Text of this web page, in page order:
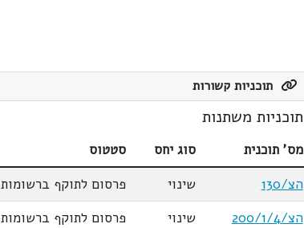
תוכניות קשורות
תוכניות משתנות
מס' תוכנית סוג יחס
סטטוס
הצ/130
שינוי
פרסום לתוקף ברשומות 20.02.75
הצ/200/1/4
שינוי פרסום לתוקף ברשומות 30.03.89